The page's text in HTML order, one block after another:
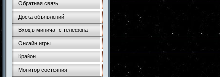
Обратная связь
Доска объявлений
Вход в миничат с телефона
Онлайн игры
Крайон
Монитор состояния